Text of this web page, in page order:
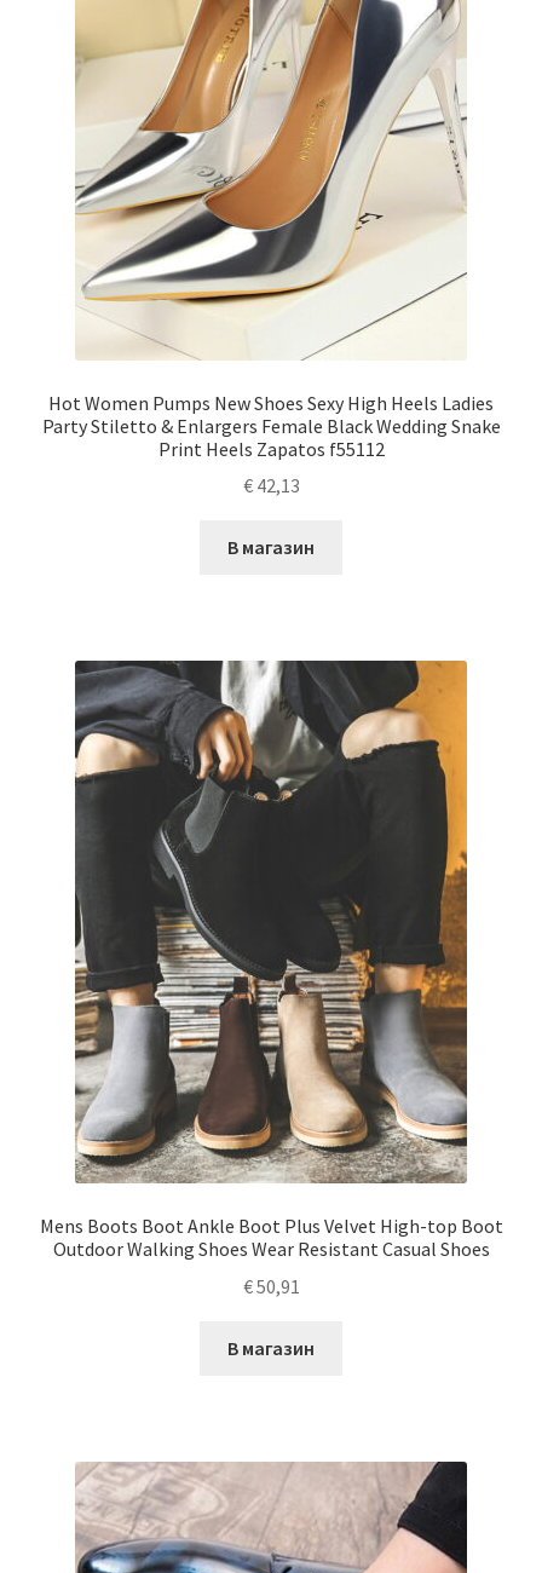
Hot Women Pumps New Shoes Sexy High Heels Ladies
Party Stiletto & Enlargers Female Black Wedding Snake
Print Heels Zapatos f55112
€42,13
В магазин
Mens Boots Boot Ankle Boot Plus Velvet High-top Boot
Outdoor Walking Shoes Wear Resistant Casual Shoes
€50,91
В магазин